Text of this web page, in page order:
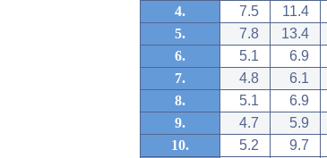
4.
7.5 11.4
5.
7.8 13.4
6.
5.1 6.9
7.
4.8 6.1
8.
5.1 6.9
9.
4.7 5.9
10.
5.2 9.7